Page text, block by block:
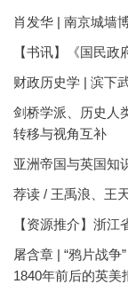
肖发华 | 南京城墙
【书讯】《国民
财政历史学 | 滨下
剑桥学派、历史人
转移与视角互补
亚洲帝国与英国知
荐读 / 王禹浪、王
【资源推介】浙
屠含章 | “鸦片战
1840年前后的英美